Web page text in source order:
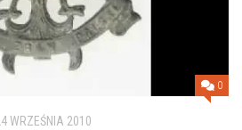
0
WRZEŚNIA 2010